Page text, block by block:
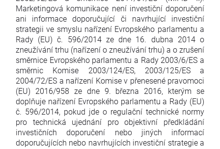
Marketingová komunikace není investiční doporučení
ani informace doporučující či navrhující investiční
strategii ve smyslu nařízení Evropského parlamentu a
Rady (EU) č. 596/2014 ze dne 16. dubna 2014 o
zneužívání trhu (nařízení o zneužívání trhu) a o zrušení
směrnice Evropského parlamentu a Rady 2003/6/ES a
směrnic Komise 2003/124/ES, 2003/125/ES a
2004/72/ES a nařízení Komise v přenesené pravomoci
(EU) 2016/958 ze dne 9. března 2016, kterým se
doplňuje nařízení Evropského parlamentu a Rady (EU)
č. 596/2014, pokud jde o regulační technické normy
pro technická ujednání pro objektivní předkládání
investičních doporučení nebo jiných informací
doporučujících nebo navrhujících investiční strategie a